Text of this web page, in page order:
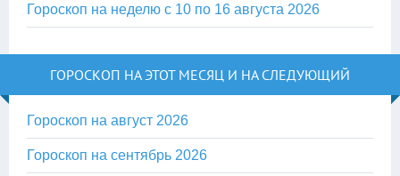
Гороскоп на неделю с 10 по 16 августа 2026
ГОРОСКОП НА ЭТОТ МЕСЯЦ И НА СЛЕДУЮЩИЙ
Гороскоп на август 2026
Гороскоп на сентябрь 2026